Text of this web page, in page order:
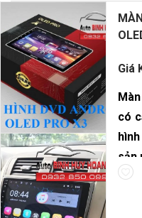
Giá
có
sản
- vi